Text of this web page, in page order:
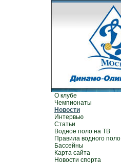
О клубе
Чемпионаты
Новости
Интервью
Статьи
Водное поло на ТВ
Правила водного поло
Бассейны
Карта сайта
Новости спорта